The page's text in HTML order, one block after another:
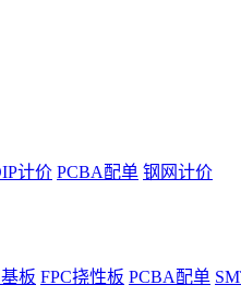
计价 PCBA配单 钢网计价
板 FPC挠性板 PCBA配单